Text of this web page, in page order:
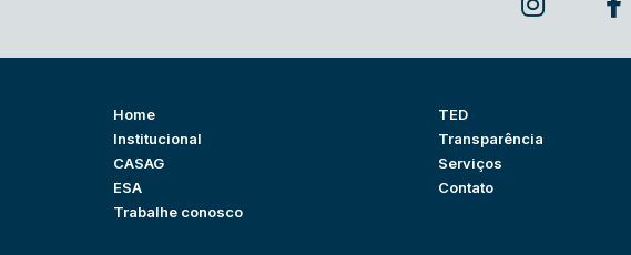
Home
Institucional
CASAG
ESA
Trabalhe conosco
TED
Transparência
Serviços
Contato